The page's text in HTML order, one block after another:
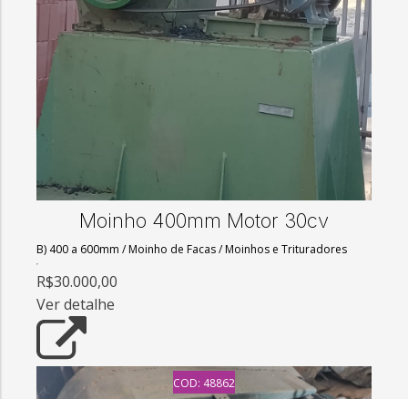
Moinho 400mm Motor 30cv
B) 400 a 600mm /Moinho de Facas/Moinhos e Trituradores
R$30.000,00
Ver detalhe
COD: 48862